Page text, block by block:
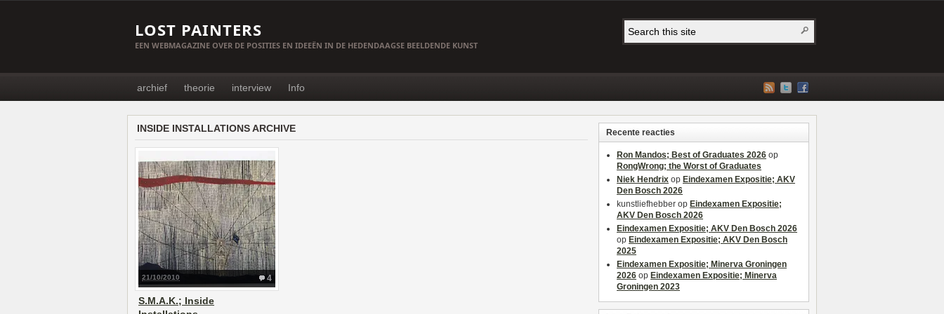
LOST PAINTERS
EEN WEBMAGAZINE OVER DE POSITIES EN IDEEËN IN DE HEDENDAAGSE BEELDENDE KUNST
archief theorie interview Info
INSIDE INSTALLATIONS ARCHIVE
4
21/10/2010
S.M.A.K.; Inside
Recente reacties
Ron Mandos; Best of Graduates 2026 op
RongWrong; the Worst of Graduates
Niek Hendrix op Eindexamen Expositie; AKV
Den Bosch 2026
kunstliefhebber op Eindexamen Expositie;
AKV Den Bosch 2026
Eindexamen Expositie; AKV Den Bosch 2026
op Eindexamen Expositie; AKV Den Bosch
2025
Eindexamen Expositie; Minerva Groningen
2026 op Eindexamen Expositie; Minerva
Groningen 2023